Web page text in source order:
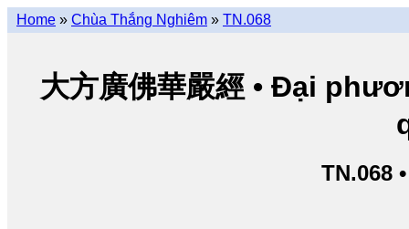
Home » Chùa Thắng Nghiêm » TN.068
大方廣佛華嚴經 • Đại
TN.068